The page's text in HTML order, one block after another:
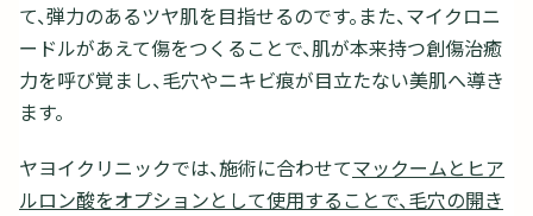
て、弾力のあるツヤ肌を目指せるのです。また、マイクロニ
ードルがあえて傷をつくることで、肌が本来持つ創傷治癒
力を呼び覚まし、毛穴やニキビ痕が目立たない美肌へ導き
ます。
ヤヨイクリニックでは、施術に合わせてマックームとヒア
ルロン酸をオプションとして使用することで、毛穴の開き